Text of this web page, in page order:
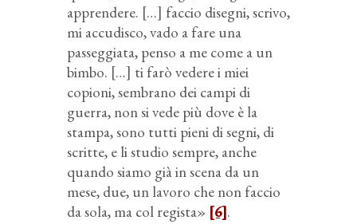
apprendere. […] faccio disegni, scrivo,
mi accudisco, vado a fare una
passeggiata, penso a me come a un
bimbo. […] ti farò vedere i miei
copioni, sembrano dei campi di
guerra, non si vede più dove è la
stampa, sono tutti pieni di segni, di
scritte, e li studio sempre, anche
quando siamo già in scena da un
mese, due, un lavoro che non faccio
da sola, ma col regista» [6].